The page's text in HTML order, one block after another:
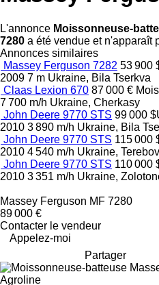
L'annonce Moissonneuse-
7280 a été vendue et n'apparaît
Annonces similaires
Massey Ferguson 7282 53 900
2009 7 m Ukraine, Bila Tserkva
Claas Lexion 670 87 000 €
7 700 m/h Ukraine, Cherkasy
John Deere 9770 STS 99 000
2010 3 890 m/h Ukraine, Bila
John Deere 9770 STS 115 000
2010 4 540 m/h Ukraine,
John Deere 9770 STS 110 000
2010 3 351 m/h Ukraine,
Massey Ferguson MF 7280
89 000 €
Contacter le vendeur
Appelez-moi
Partager